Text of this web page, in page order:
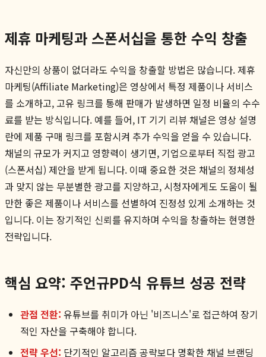
제휴 마케팅과 스폰서십을 통한 수익 창출
자신만의 상품이 없더라도 수익을 창출할 방법은 많습니다. 제휴
마케팅(Affiliate Marketing)은 영상에서 특정 제품이나 서비스
를 소개하고, 고유 링크를 통해 판매가 발생하면 일정 비율의 수수
료를 받는 방식입니다. 예를 들어, IT 기기 리뷰 채널은 영상 설명
란에 제품 구매 링크를 포함시켜 추가 수익을 얻을 수 있습니다.
채널의 규모가 커지고 영향력이 생기면, 기업으로부터 직접 광고
(스폰서십) 제안을 받게 됩니다. 이때 중요한 것은 채널의 정체성
과 맞지 않는 무분별한 광고를 지양하고, 시청자에게도 도움이 될
만한 좋은 제품이나 서비스를 선별하여 진정성 있게 소개하는 것
입니다. 이는 장기적인 신뢰를 유지하며 수익을 창출하는 현명한
전략입니다.
핵심 요약: 주언규PD식 유튜브 성공 전략
관점 전환: 유튜브를 취미가 아닌 '비즈니스'로 접근하여 장기
적인 자산을 구축해야 합니다.
전략 우선: 단기적인 알고리즘 공략보다 명확한 채널 브랜딩